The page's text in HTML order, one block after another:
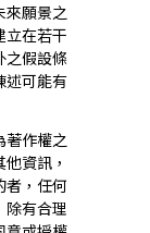
來願景之
立在若干
之假設條
述可能有
著作權之
資訊，
者，任何
除有合理